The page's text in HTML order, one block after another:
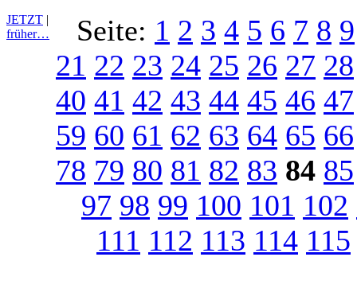
JETZT |
früher…
Seite: 1 2 3 4 5 6 7 8 9
21 22 23 24 25 26 27 28
40 41 42 43 44 45 46 47
59 60 61 62 63 64 65 66
78 79 80 81 82 83 84 85
97 98 99 100 101 102
111 112 113 114 115